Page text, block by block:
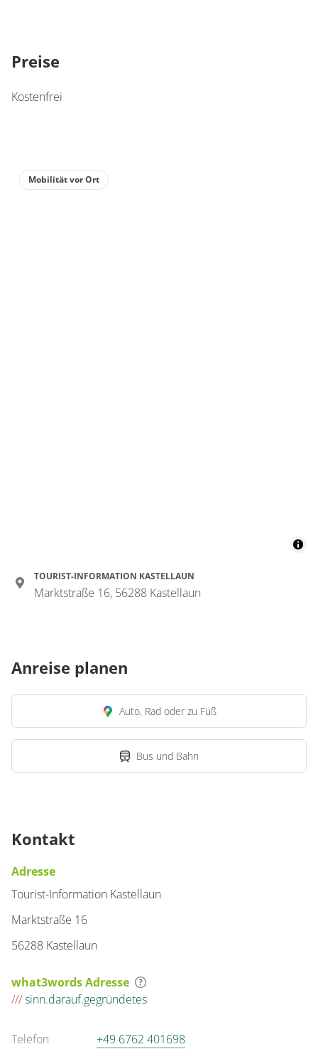
Preise
Kostenfrei
Mobilität vor Ort
TOURIST-INFORMATION KASTELLAUN
Marktstraße 16, 56288 Kastellaun
Anreise planen
Auto, Rad oder zu Fuß
Bus und Bahn
Kontakt
Adresse
Tourist-Information Kastellaun
Marktstraße 16
56288 Kastellaun
what3words Adresse
///sinn.darauf.gegründetes
Telefon
+49 6762 401698